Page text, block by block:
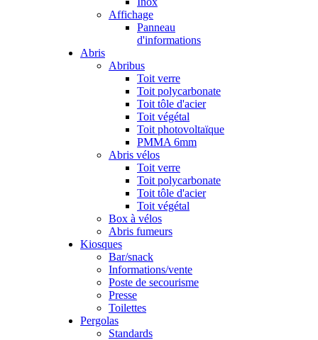
Affichage
Panneau
d'informations
Abris
Abribus
Toit verre
Toit polycarbonate
Toit tôle d'acier
Toit végétal
Toit photovoltaïque
PMMA 6mm
Abris vélos
Toit verre
Toit polycarbonate
Toit tôle d'acier
Toit végétal
Box à vélos
Abris fumeurs
Kiosques
Bar/snack
Informations/vente
Poste de secourisme
Presse
Toilettes
Pergolas
Standards